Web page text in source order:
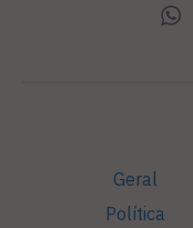
Geral
Política